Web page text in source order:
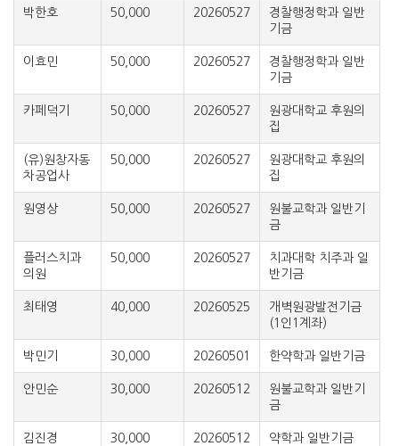
박한호 50,000 20260527
경찰행정학과 일반
기금
이효민 50,000 20260527
경찰행정학과 일반
기금
카페덕기 50,000 20260527
원광대학교 후원의
집
(유)원창자동
차공업사
50,000 20260527
원광대학교 후원의
집
원영상 50,000 20260527
원불교학과 일반기
금
플러스치과
의원
50,000 20260527
치과대학 치주과 일
반기금
최태영 40,000 20260525
개벽원광발전기금
(1인1계좌)
박민기 30,000 20260501 한약학과 일반기금
안민순 30,000 20260512
원불교학과 일반기
금
김진경 30,000 20260512 약학과 일반기금